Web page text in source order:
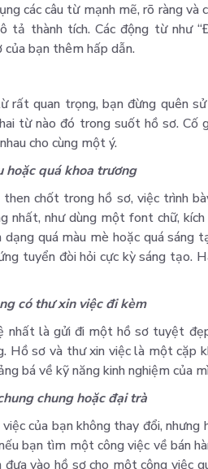
các câu từ mạnh mẽ, rõ ràng
tả thành tích. Các động từ như
của bạn thêm hấp dẫn.
rất quan trọng, bạn đừng quên
từ nào đó trong suốt hồ sơ.
cho cùng một ý.
hoặc quá khoa trương
chốt trong hồ sơ, việc trình
nhất, như dùng một font chữ,
dạng quá màu mè hoặc quá
tuyển đòi hỏi cực kỳ sáng tạo.
có thư xin việc đi kèm
nhất là gửi đi một hồ sơ tuyệt
Hồ sơ và thư xin việc là một cặp
bá về kỹ năng kinh nghiệm của
chung hoặc đại trà
của bạn không thay đổi,
bạn tìm một công việc về bán
vào hồ sơ cho một công việc